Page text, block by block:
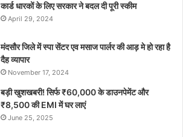
कार्ड धारकों के लिए सरकार ने बदल दी पूरी स्कीम
April 29, 2024
मंदसौर जिले में स्पा सेंटर एव मसाज पार्लर की आड़ मे हो रहा है
दैह व्यापार
November 17, 2024
बड़ी खुशखबरी! सिर्फ ₹60,000 के डाउनपेमेंट और
₹8,500 की EMI में घर लाएं
June 25, 2025